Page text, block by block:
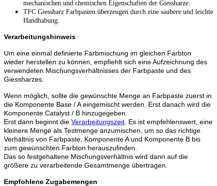
mechanischen und chemischen Eigenschaften der Giessharze.
TFC Giessharz Farbpasten überzeugen durch eine saubere und leichte
Handhabung.
Verarbeitungshinweis
Um eine einmal definierte Farbmischung im gleichen Farbton
wieder herstellen zu können, empfiehlt sich eine Aufzeichnung des
verwendeten Mischungsverhältnisses der Farbpaste und des
Giessharzes.
Wenn möglich, sollte die gewünschte Menge an Farbpaste zuerst in
die Komponente Base / A eingemischt werden. Erst danach wird die
Komponente Catalyst / B hinzugegeben.
Erst dann beginnt die Verarbeitungszeit . Es ist empfehlenswert, eine
kleinere Menge als Testmenge anzumischen, um so das richtige
Verhältnis von Farbpaste, Komponente A und Komponente B bis
zum gewünschten Farbton herauszufinden.
Das so festgehaltene Mischungsverhältnis wird dann auf die
größere zu verarbeitende Gesamtmenge übertragen.
Empfohlene Zugabemengen